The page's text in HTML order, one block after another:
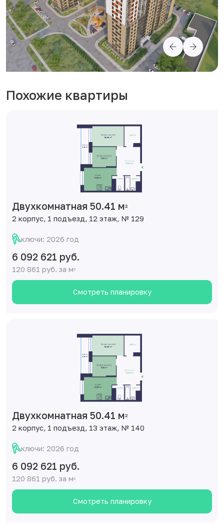
Похожие квартиры
Двухкомнатная 50.41 м2
2 корпус, 1 подъезд, 12 этаж, № 129
ключи: 2026 год
6 092 621 руб.
120 861 руб. за м2
Смотреть планировку
Двухкомнатная 50.41 м2
2 корпус, 1 подъезд, 13 этаж, № 140
ключи: 2026 год
6 092 621 руб.
120 861 руб. за м2
Смотреть планировку